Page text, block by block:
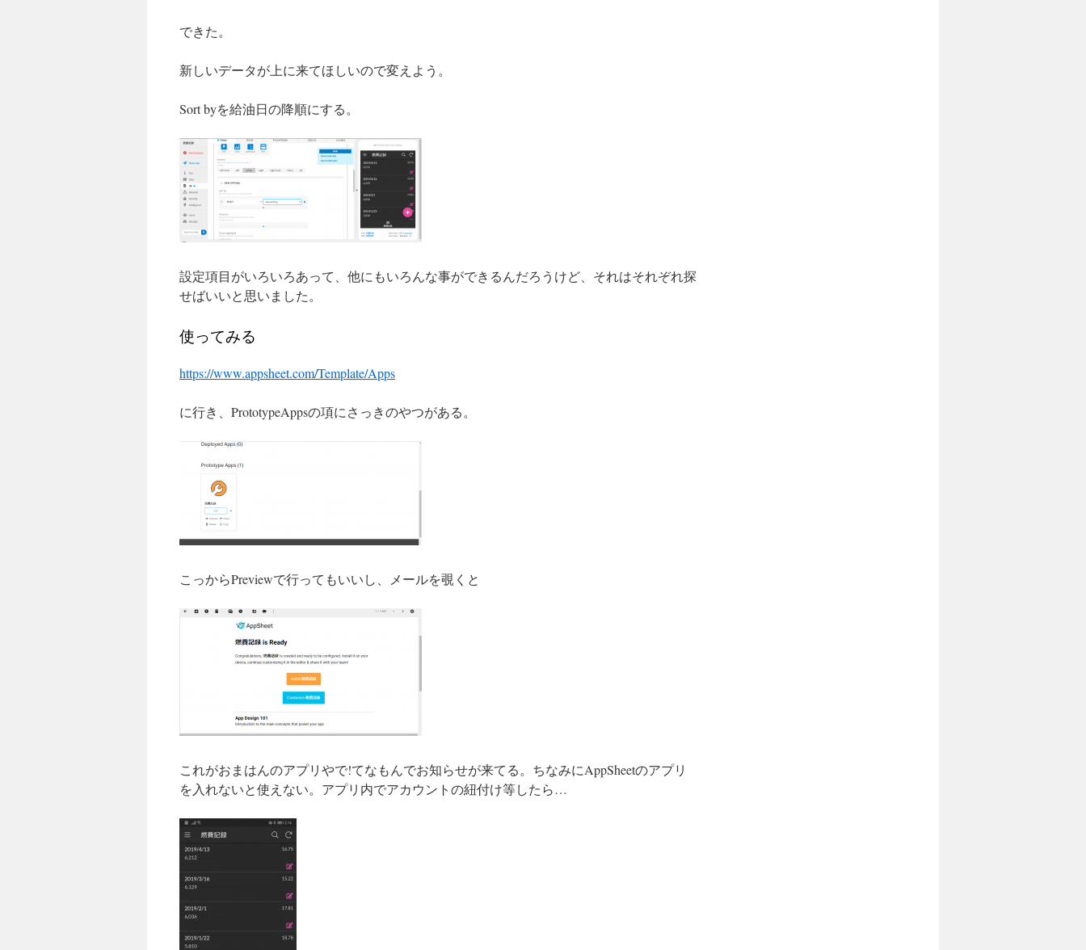
できた。
新しいデータが上に来てほしいので変えよう。
Sort byを給油日の降順にする。
設定項目がいろいろあって、他にもいろんな事ができるんだろうけど、それはそれぞれ探
せばいいと思いました。
使ってみる
https://www.appsheet.com/Template/Apps
に行き、PrototypeAppsの項にさっきのやつがある。
こっからPreviewで行ってもいいし、メールを覗くと
これがおまはんのアプリやで!てなもんでお知らせが来てる。ちなみにAppSheetのアプリ
を入れないと使えない。アプリ内でアカウントの紐付け等したら…